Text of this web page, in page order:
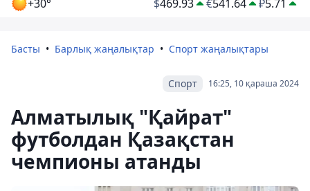
+30° $469.93 €541.64 ₽5.71
Басты Барлық жаңалықтар Спорт жаңалықтары
16:25, 10 қараша 2024
Спорт
Алматылық "Қайрат"
футболдан Қазақстан
чемпионы атанды